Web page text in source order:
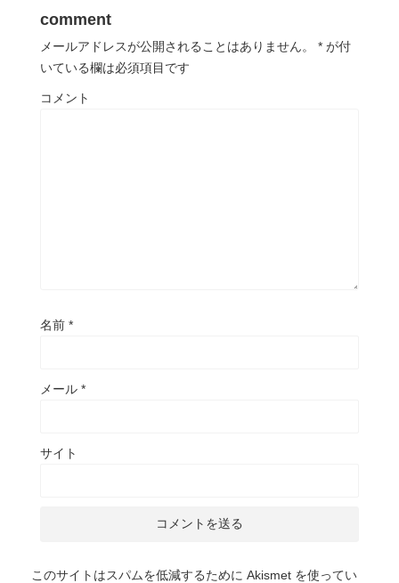
comment
メールアドレスが公開されることはありません。 * が付
いている欄は必須項目です
コメント
名前 *
メール *
サイト
このサイトはスパムを低減するために Akismet を使ってい